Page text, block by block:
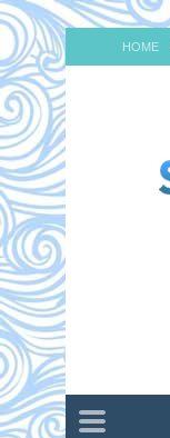
HOME